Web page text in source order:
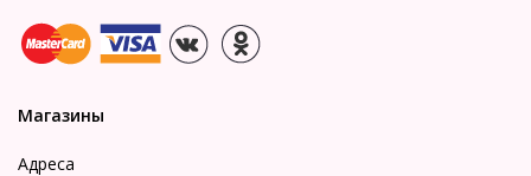
Магазины
Адреса